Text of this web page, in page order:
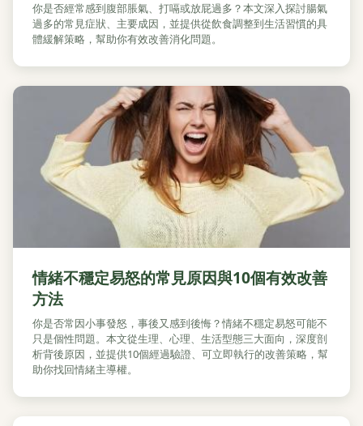
你是否經常感到腹部脹氣、打嗝或放屁過多？本文深入探討腸氣
過多的常見症狀、主要成因，並提供從飲食調整到生活習慣的具
體緩解策略，幫助你有效改善消化問題。
情緒不穩定易怒的常見原因與10個有效改善
方法
你是否常因小事發怒，事後又感到後悔？情緒不穩定易怒可能不
只是個性問題。本文從生理、心理、生活型態三大面向，深度剖
析背後原因，並提供10個經過驗證、可立即執行的改善策略，幫
助你找回情緒主導權。